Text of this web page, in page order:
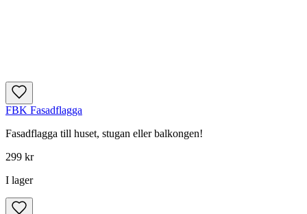
FBK Fasadflagga
Fasadflagga till huset, stugan eller balkongen!
299 kr
I lager